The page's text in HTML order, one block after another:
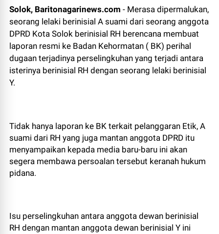
Solok, Baritonagarinews.com - Merasa dipermalukan,
seorang lelaki berinisial A suami dari seorang anggota
DPRD Kota Solok berinisial RH berencana membuat
laporan resmi ke Badan Kehormatan ( BK) perihal
dugaan terjadinya perselingkuhan yang terjadi antara
isterinya berinisial RH dengan seorang lelaki berinisial
Y.
Tidak hanya laporan ke BK terkait pelanggaran Etik, A
suami dari RH yang juga mantan anggota DPRD itu
menyampaikan kepada media baru-baru ini akan
segera membawa persoalan tersebut keranah hukum
pidana.
Isu perselingkuhan antara anggota dewan berinisial
RH dengan mantan anggota dewan berinisial Y ini